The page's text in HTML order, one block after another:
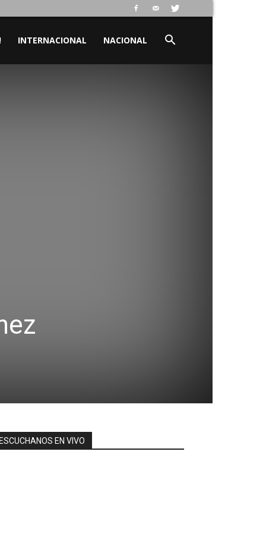
INTERNACIONAL NACIONAL
ESCUCHANOS EN VIVO